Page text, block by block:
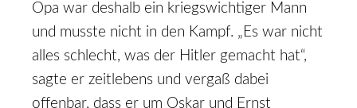
Opa war deshalb ein kriegswichtiger Mann
und musste nicht in den Kampf. „Es war nicht
alles schlecht, was der Hitler gemacht hat“,
sagte er zeitlebens und vergaß dabei
offenbar, dass er um Oskar und Ernst